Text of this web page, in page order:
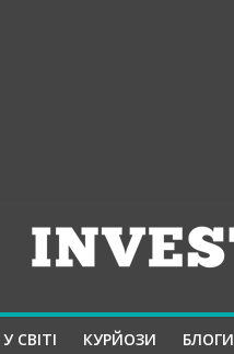
У СВІТІ КУРЙОЗИ БЛОГИ